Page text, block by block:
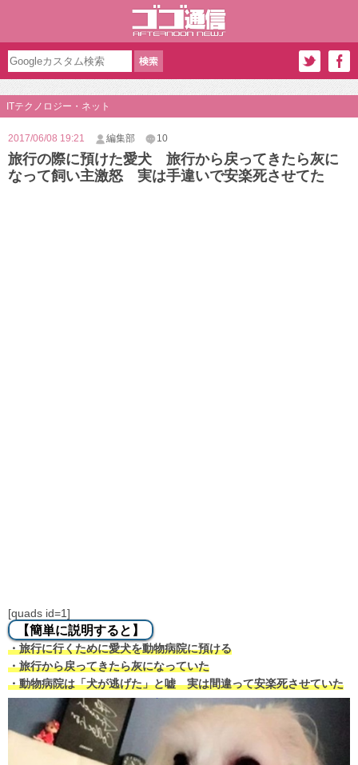
ITテクノロジー・ネット
2017/06/08 19:21 編集部 10
旅行の際に預けた愛犬 旅行から戻ってきたら灰に
なって飼い主激怒 実は手違いで安楽死させてた
[quads id=1]
【簡単に説明すると】
・旅行に行くために愛犬を動物病院に預ける
・旅行から戻ってきたら灰になっていた
・動物病院は「犬が逃げた」と嘘 実は間違って安楽死させていた